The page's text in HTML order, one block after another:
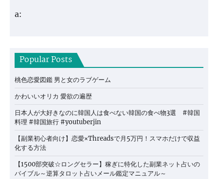
a:
Popular Posts
桃色恋愛図鑑 男と女のラブゲーム
かわいいオリカ 愛欲の遍歴
日本人が大好きなのに韓国人は食べない韓国の食べ物3選 #韓国
料理 #韓国旅行 #youtuberjin
【副業初心者向け】恋愛×Threadsで月5万円！スマホだけで収益
化する方法
【1500部突破☆ロングセラー】稼ぎに特化した副業ネット占いの
バイブル～逆算タロット占いメール鑑定マニュアル～